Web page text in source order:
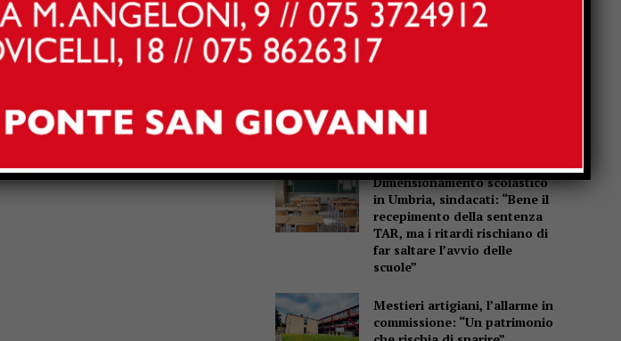
una domenica tra
Motociclo senza patente,
assicurazione e revisione
scadute da anni: pizzicato
dal Targa System un 70enne
lavori, Forza Italia: “Basta
una pioggia per far saltare
Dimensionamento scolastico
in Umbria, sindacati: “Bene il
recepimento della sentenza
TAR, ma i ritardi rischiano di
far saltare l’avvio delle
scuole”
Mestieri artigiani, l’allarme in
commissione: “Un patrimonio